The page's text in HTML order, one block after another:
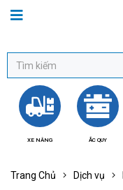
XE NÂNG ẮC QUY
Trang Chủ Dịch vụ